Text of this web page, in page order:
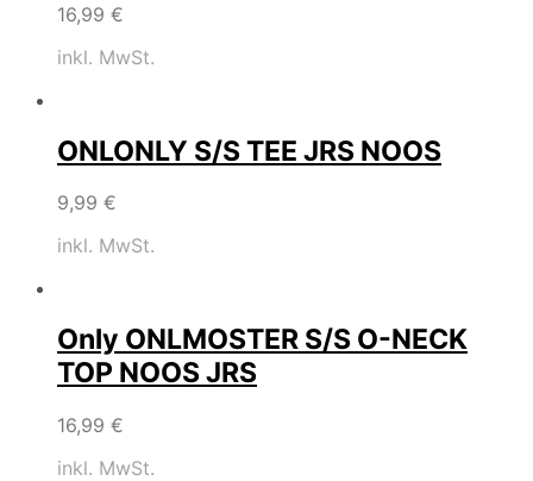
16,99 €
inkl. MwSt.
ONLONLY S/S TEE JRS NOOS
9,99 €
inkl. MwSt.
Only ONLMOSTER S/S O-NECK
TOP NOOS JRS
16,99 €
inkl. MwSt.